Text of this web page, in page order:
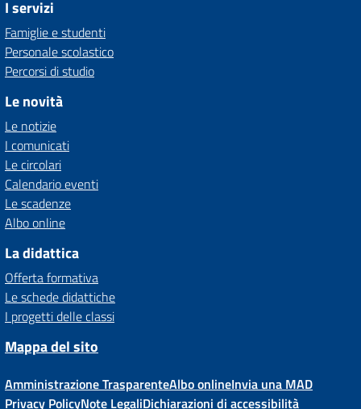
I servizi
Famiglie e studenti
Personale scolastico
Percorsi di studio
Le novità
Le notizie
I comunicati
Le circolari
Calendario eventi
Le scadenze
Albo online
La didattica
Offerta formativa
Le schede didattiche
I progetti delle classi
Mappa del sito
Amministrazione TrasparenteAlbo onlineInvia una MAD
Privacy PolicyNote LegaliDichiarazioni di accessibilità